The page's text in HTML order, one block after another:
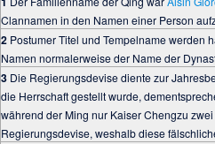
Clannamen in den Namen einer Person
2 Postumer Titel und Tempelname werden
Namen normalerweise der Name der
3 Die Regierungsdevise diente zur
die Herrschaft gestellt wurde,
während der Ming nur Kaiser Chengzu
Regierungsdevise, weshalb diese